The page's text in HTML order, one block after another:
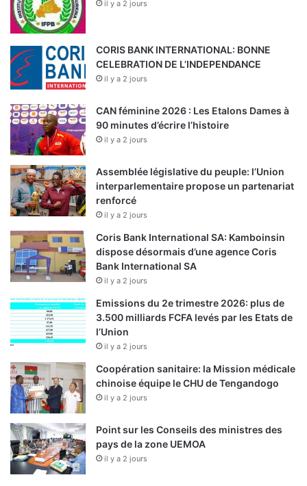
il y a 2 jours
CORIS BANK INTERNATIONAL: BONNE
CELEBRATION DE L’INDEPENDANCE
il y a 2 jours
CAN féminine 2026 : Les Etalons Dames à
90 minutes d’écrire l’histoire
il y a 2 jours
Assemblée législative du peuple: l’Union
interparlementaire propose un partenariat
renforcé
il y a 2 jours
Coris Bank International SA: Kamboinsin
dispose désormais d’une agence Coris
Bank International SA
il y a 2 jours
Emissions du 2e trimestre 2026: plus de
3.500 milliards FCFA levés par les Etats de
l’Union
il y a 2 jours
Coopération sanitaire: la Mission médicale
chinoise équipe le CHU de Tengandogo
il y a 2 jours
Point sur les Conseils des ministres des
pays de la zone UEMOA
il y a 2 jours